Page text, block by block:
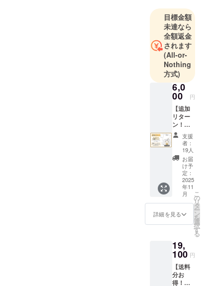
ターとのコ
ラボ企画や
自社オリジ
ナルのアイ
テム企画を
行ってま
す。
◾️営業日のご
営業時間：
平日 10:00〜
18:00 (土日
祝、年末年
※お問い合わ
せから3営業
日以内にご
返信させて
いただきま
※ ご質問に
よってはお
応えできか
ねる場合も
目標金額
未達なら
全額返金
されます
(All-or-
Nothing
方式)
6,0
00 円
【追加
リター
ン！ワ
ンポイ
ント刺
繍Tシャ
ツプラ
ン】 ・
Tシャ
ツ
（サイ
ズ：
S/M/L/X
L/XXL/X
XXL）
ジで
す。 金
額には
消費税
（10%
）と送
支援
者：
19人
お届
け予
定：
2025
年11
月
詳細を見る
こ
の
リ
タ
ー
ン
を
選
択
す
る
19,
100 円
【送料
分お
得！】